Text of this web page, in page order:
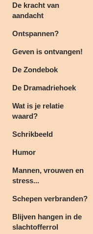
De kracht van
aandacht
Ontspannen?
Geven is ontvangen!
De Zondebok
De Dramadriehoek
Wat is je relatie
waard?
Schrikbeeld
Humor
Mannen, vrouwen en
stress...
Schepen verbranden?
Blijven hangen in de
slachtofferrol